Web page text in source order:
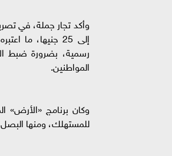
إلى 25 جنيها،
رسمية، بضرورة ضبط
المواطنين.
وكان برنامج «الأرض»
للمستهلك، ومنها البصل